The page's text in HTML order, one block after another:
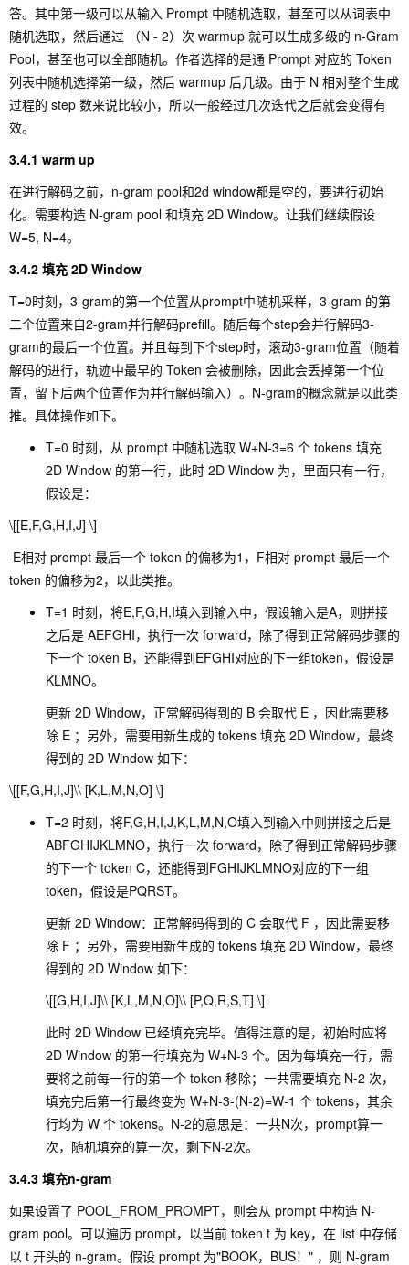
答。其中第一级可以从输入 Prompt 中随机选取，甚至可以从词表中
随机选取，然后通过 （N - 2）次 warmup 就可以生成多级的 n-Gram
Pool，甚至也可以全部随机。作者选择的是通 Prompt 对应的 Token
列表中随机选择第一级，然后 warmup 后几级。由于 N 相对整个生成
过程的 step 数来说比较小，所以一般经过几次迭代之后就会变得有
效。
3.4.1 warm up
在进行解码之前，n-gram pool和2d window都是空的，要进行初始
化。需要构造 N-gram pool 和填充 2D Window。让我们继续假设
W=5, N=4。
3.4.2 填充 2D Window
T=0时刻，3-gram的第一个位置从prompt中随机采样，3-gram 的第
二个位置来自2-gram并行解码prefill。随后每个step会并行解码3-
gram的最后一个位置。并且每到下个step时，滚动3-gram位置（随着
解码的进行，轨迹中最早的 Token 会被删除，因此会丢掉第一个位
置，留下后两个位置作为并行解码输入）。N-gram的概念就是以此类
推。具体操作如下。
T=0 时刻，从 prompt 中随机选取 W+N-3=6 个 tokens 填充
2D Window 的第一行，此时 2D Window 为，里面只有一行，
假设是：
\[[E,F,G,H,I,J] \]
​ E相对 prompt 最后一个 token 的偏移为1，F相对 prompt 最后一个
token 的偏移为2，以此类推。
T=1 时刻，将E,F,G,H,I填入到输入中，假设输入是A，则拼接
之后是 AEFGHI，执行一次 forward，除了得到正常解码步骤的
下一个 token B，还能得到EFGHI对应的下一组token，假设是
KLMNO。
更新 2D Window，正常解码得到的 B 会取代 E ，因此需要移
除 E ；另外，需要用新生成的 tokens 填充 2D Window，最终
得到的 2D Window 如下：
\[[F,G,H,I,J]\\ [K,L,M,N,O] \]
T=2 时刻，将F,G,H,I,J,K,L,M,N,O填入到输入中则拼接之后是
ABFGHIJKLMNO，执行一次 forward，除了得到正常解码步骤
的下一个 token C，还能得到FGHIJKLMNO对应的下一组
token，假设是PQRST。
更新 2D Window：正常解码得到的 C 会取代 F ，因此需要移
除 F ；另外，需要用新生成的 tokens 填充 2D Window，最终
得到的 2D Window 如下：
\[[G,H,I,J]\\ [K,L,M,N,O]\\ [P,Q,R,S,T] \]
此时 2D Window 已经填充完毕。值得注意的是，初始时应将
2D Window 的第一行填充为 W+N-3 个。因为每填充一行，需
要将之前每一行的第一个 token 移除；一共需要填充 N-2 次，
填充完后第一行最终变为 W+N-3-(N-2)=W-1 个 tokens，其余
行均为 W 个 tokens。N-2的意思是：一共N次，prompt算一
次，随机填充的算一次，剩下N-2次。
3.4.3 填充n-gram
如果设置了 POOL_FROM_PROMPT，则会从 prompt 中构造 N-
gram pool。可以遍历 prompt，以当前 token t 为 key，在 list 中存储
以 t 开头的 n-gram。假设 prompt 为"BOOK，BUS！" ，则 N-gram